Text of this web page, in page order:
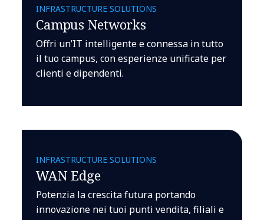
INFRASTRUCTURE SOLUTIONS
Campus Networks
Offri un’IT intelligente e connessa in tutto
il tuo campus, con esperienze unificate per
clienti e dipendenti.
INFRASTRUCTURE SOLUTIONS
WAN Edge
Potenzia la crescita futura portando
innovazione nei tuoi punti vendita, filiali e